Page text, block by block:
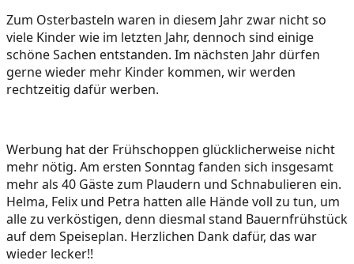
Zum Osterbasteln waren in diesem Jahr zwar nicht so
viele Kinder wie im letzten Jahr, dennoch sind einige
schöne Sachen entstanden. Im nächsten Jahr dürfen
gerne wieder mehr Kinder kommen, wir werden
rechtzeitig dafür werben.
Werbung hat der Frühschoppen glücklicherweise nicht
mehr nötig. Am ersten Sonntag fanden sich insgesamt
mehr als 40 Gäste zum Plaudern und Schnabulieren ein.
Helma, Felix und Petra hatten alle Hände voll zu tun, um
alle zu verköstigen, denn diesmal stand Bauernfrühstück
auf dem Speiseplan. Herzlichen Dank dafür, das war
wieder lecker!!